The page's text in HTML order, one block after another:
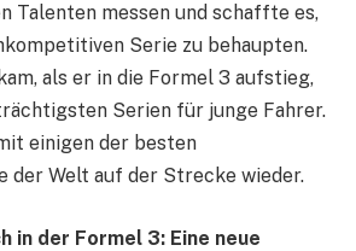
Talenten messen und schaffte es,
Serie zu behaupten.
als er in die Formel 3 aufstieg,
Serien für junge Fahrer.
einigen der besten
der Welt auf der Strecke wieder.
in der Formel 3: Eine neue